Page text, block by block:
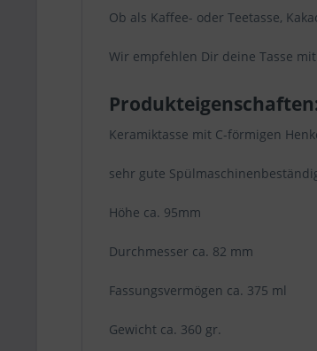
Ob als Kaffee- oder Teetasse,
Wir empfehlen Dir deine Tasse
Keramiktasse mit C-förmigen
sehr gute
Höhe ca. 95mm
Durchmesser ca. 82 mm
Fassungsvermögen ca. 375 ml
Gewicht ca. 360 gr.